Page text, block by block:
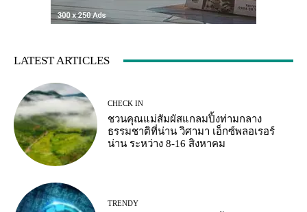
LATEST ARTICLES
CHECK IN
ชวนคุณแม่สัมผัสแกลมปิ้งท่ามกลาง
ธรรมชาติที่น่าน วิศามา เอ็กซ์พลอเรอร์
น่าน ระหว่าง 8-16 สิงหาคม
TRENDY